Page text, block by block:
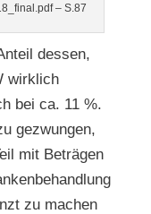
– S.87
dessen,
wirklich
bei ca. 11 %.
gezwungen,
mit Beträgen
zu machen